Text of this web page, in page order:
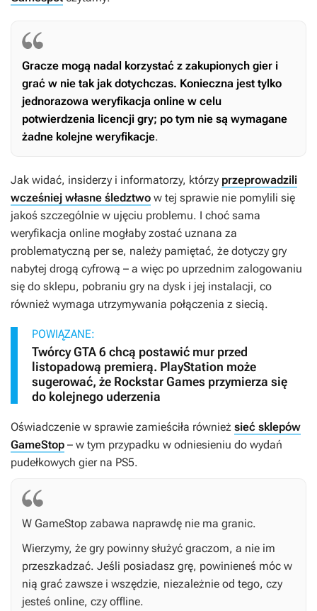
Gracze mogą nadal korzystać z zakupionych gier i
grać w nie tak jak dotychczas. Konieczna jest tylko
jednorazowa weryfikacja online w celu
potwierdzenia licencji gry; po tym nie są wymagane
żadne kolejne weryfikacje.
Jak widać, insiderzy i informatorzy, którzy przeprowadzili
wcześniej własne śledztwo w tej sprawie nie pomylili się
jakoś szczególnie w ujęciu problemu. I choć sama
weryfikacja online mogłaby zostać uznana za
problematyczną per se, należy pamiętać, że dotyczy gry
nabytej drogą cyfrową – a więc po uprzednim zalogowaniu
się do sklepu, pobraniu gry na dysk i jej instalacji, co
również wymaga utrzymywania połączenia z siecią.
POWIĄZANE:
Twórcy GTA 6 chcą postawić mur przed
listopadową premierą. PlayStation może
sugerować, że Rockstar Games przymierza się
do kolejnego uderzenia
Oświadczenie w sprawie zamieściła również sieć sklepów
GameStop – w tym przypadku w odniesieniu do wydań
pudełkowych gier na PS5.
W GameStop zabawa naprawdę nie ma granic.
Wierzymy, że gry powinny służyć graczom, a nie im
przeszkadzać. Jeśli posiadasz grę, powinieneś móc w
nią grać zawsze i wszędzie, niezależnie od tego, czy
jesteś online, czy offline.